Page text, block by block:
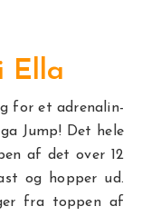
Ella
for et adrenalin-
Jump! Det hele
af det over 12
og hopper ud.
fra toppen af